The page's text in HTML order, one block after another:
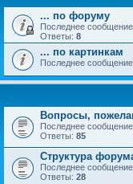
... по форуму
Последнее сообщение
Ответы: 8
... по картинкам
Последнее сообщение
Вопросы,
Последнее сообщение
Ответы: 85
Структура
Последнее сообщение
Ответы: 28